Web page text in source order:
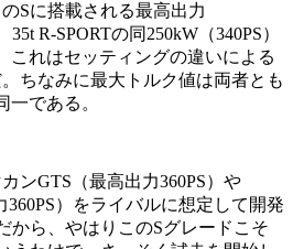
Sに搭載される最高出力
R-SPORTの同250kW（340PS）
これはセッティングの違いによる
ちなみに最大トルク値は両者とも
一である。
ンGTS（最高出力360PS）や
）をライバルに想定して開発
から、やはりこのSグレードこそ